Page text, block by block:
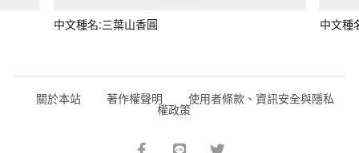
中文種名:三葉山香圓 中文種
關於本站 著作權聲明 使用者條款、資訊安全與隱私
權政策